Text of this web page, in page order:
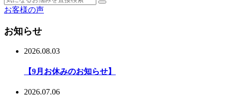
お客様の声
お知らせ
2026.08.03
【9月お休みのお知らせ】
2026.07.06